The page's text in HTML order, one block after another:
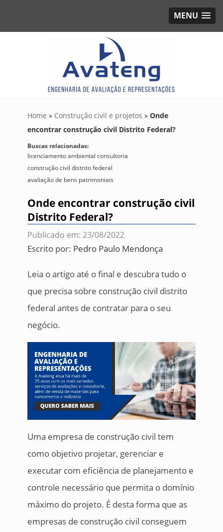
MENU
Home » Construção civil e projetos » Onde
encontrar construção civil Distrito Federal?
Buscas relacionadas:
licenciamento ambiental consultoria
construção civil distrito federal
avaliação de bens patrimoniais
Onde encontrar construção civil
Distrito Federal?
Publicado em: 23/08/2022
Escrito por: Pedro Paulo Mendonça
Leia o artigo até o final e descubra tudo o
que precisa sobre construção civil distrito
federal antes de contratar para o seu
negócio.
Uma empresa de construção civil tem
como objetivo projetar, gerenciar e
executar com eficiência de planejamento e
controle necessário que permita o domínio
máximo do projeto. É desta forma que as
empresas de construção civil conseguem